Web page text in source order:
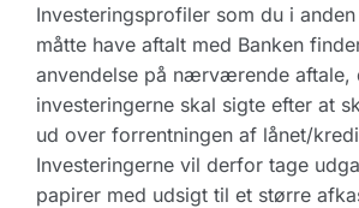
Investeringsprofiler som du i
måtte have aftalt med Banken
anvendelse på nærværende aftale,
investeringerne skal sigte efter at
ud over forrentningen af lånet/
Investeringerne vil derfor tage
papirer med udsigt til et større